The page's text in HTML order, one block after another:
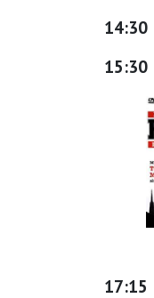
14:30
15:30
17:15